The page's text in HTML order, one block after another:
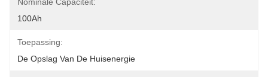
100Ah
Toepassing:
De Opslag Van De Huisenergie